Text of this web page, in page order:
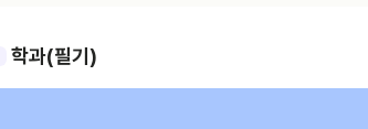
학과(필기)